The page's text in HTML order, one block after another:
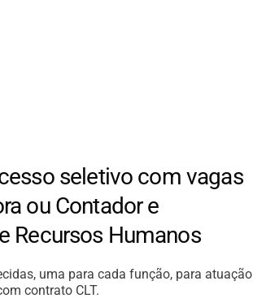
seletivo com vagas
ou Contador e
Recursos Humanos
uma para cada função, para atuação
contrato CLT.